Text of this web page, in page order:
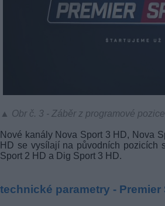
▲ Obr č. 3 - Záběr z programové
Nové kanály Nova Sport 3 HD, Nova
HD se vysílají na původních pozicích
Sport 2 HD a Dig Sport 3 HD.
technické parametry - Premier